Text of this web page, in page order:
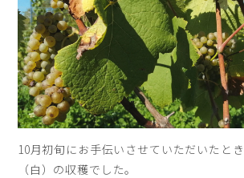
10月初旬にお手伝いさせていただいたと
（白）の収穫でした。